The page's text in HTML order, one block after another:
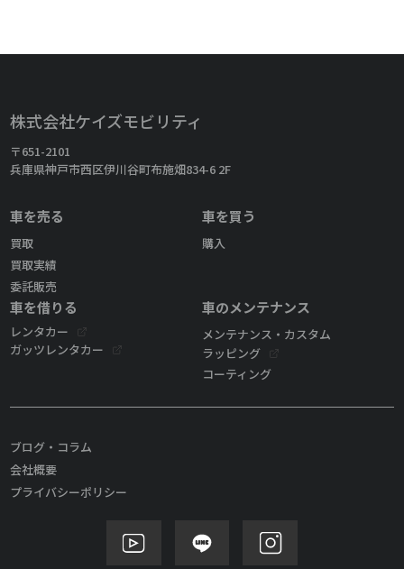
株式会社ケイズモビリティ
〒651-2101
兵庫県神戸市西区伊川谷町布施畑834-6 2F
車を売る
買取
買取実績
委託販売
車を買う
購入
車を借りる
レンタカー
ガッツレンタカー
車のメンテナンス
メンテナンス・カスタム
ラッピング
コーティング
ブログ・コラム
会社概要
プライバシーポリシー